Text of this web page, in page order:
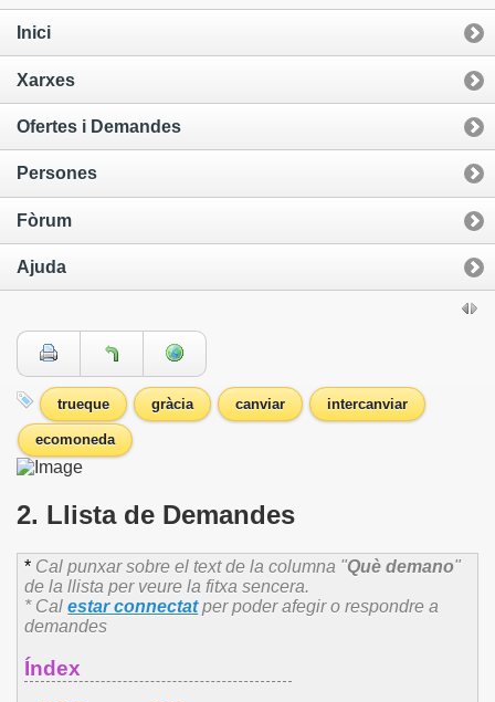
Inici
Xarxes
Ofertes i Demandes
Persones
Fòrum
Ajuda
trueque gràcia canviar intercanviar
ecomoneda
2. Llista de Demandes
* Cal punxar sobre el text de la columna "Què demano"
de la llista per veure la fitxa sencera.
* Calestar connectatper poder afegir o respondre a
demandes
Índex